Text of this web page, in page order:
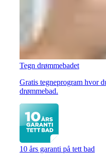
Tegn drømmebadet
Gratis tegneprogram hvor
drømmebad.
10 års garanti på tett bad